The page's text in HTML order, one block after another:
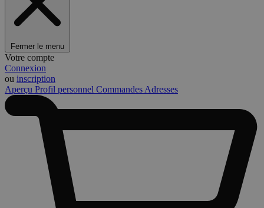
Fermer le menu
Votre compte
Connexion
ou inscription
Aperçu Profil personnel Commandes Adresses